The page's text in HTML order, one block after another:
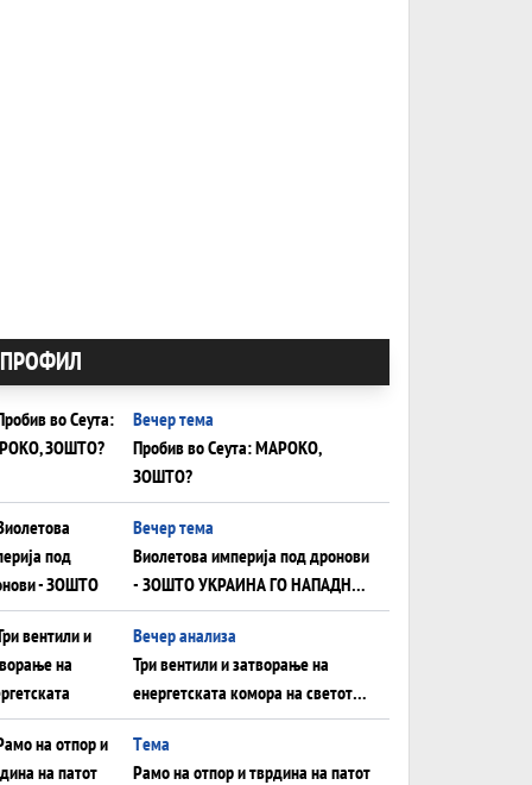
ПРОФИЛ
Вечер тема
Пробив во Сеута: МАРОКО,
ЗОШТО?
Вечер тема
Виолетова империја под дронови
- ЗОШТО УКРАИНА ГО НАПАДНА
РУСКИОТ WILDBERRIES
Вечер анализа
Три вентили и затворање на
енергетската комора на светот:
Нападот во Суец најавува
глобален енергетски инфаркт?
Tема
Рамо на отпор и тврдина на патот